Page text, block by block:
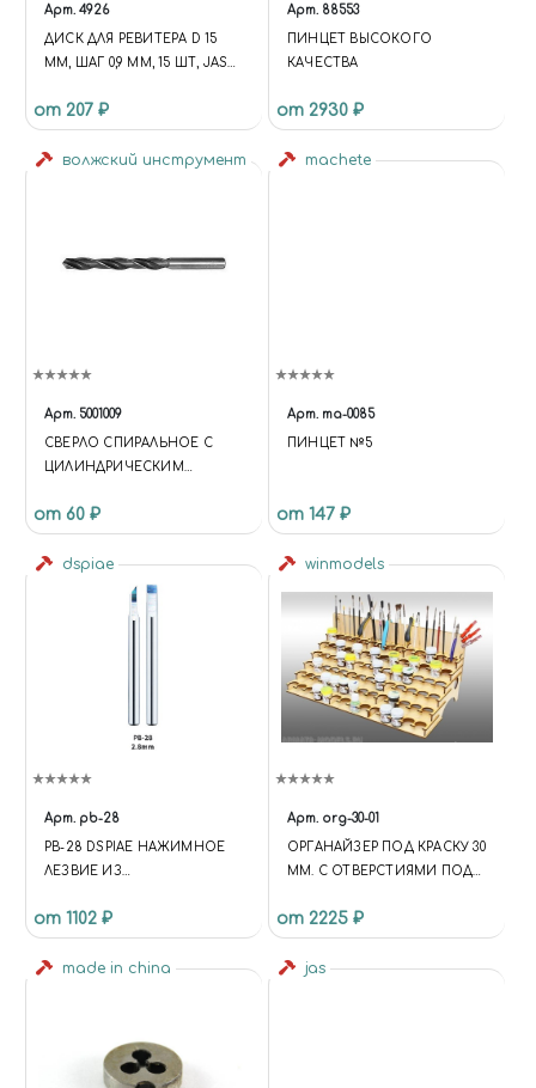
Арт. 4926
ДИСК ДЛЯ РЕВИТЕРА D 15
ММ, ШАГ 0,9 ММ, 15 ШТ, JAS
от 207 ₽
Арт. 88553
ПИНЦЕТ ВЫСОКОГО
КАЧЕСТВА
от 2930 ₽
волжский инструмент
Арт. 5001009
СВЕРЛО СПИРАЛЬНОЕ С
ЦИЛИНДРИЧЕСКИМ
от 60 ₽
machete
Арт. ma-0085
ПИНЦЕТ №5
от 147 ₽
dspiae
Арт. pb-28
PB-28 DSPIAE НАЖИМНОЕ
ЛЕЗВИЕ ИЗ
ММ
от 1102 ₽
winmodels
Арт. org-30-01
ОРГАНАЙЗЕР ПОД КРАСКУ 30
ММ. С ОТВЕРСТИЯМИ ПОД
от 2225 ₽
made in china jas